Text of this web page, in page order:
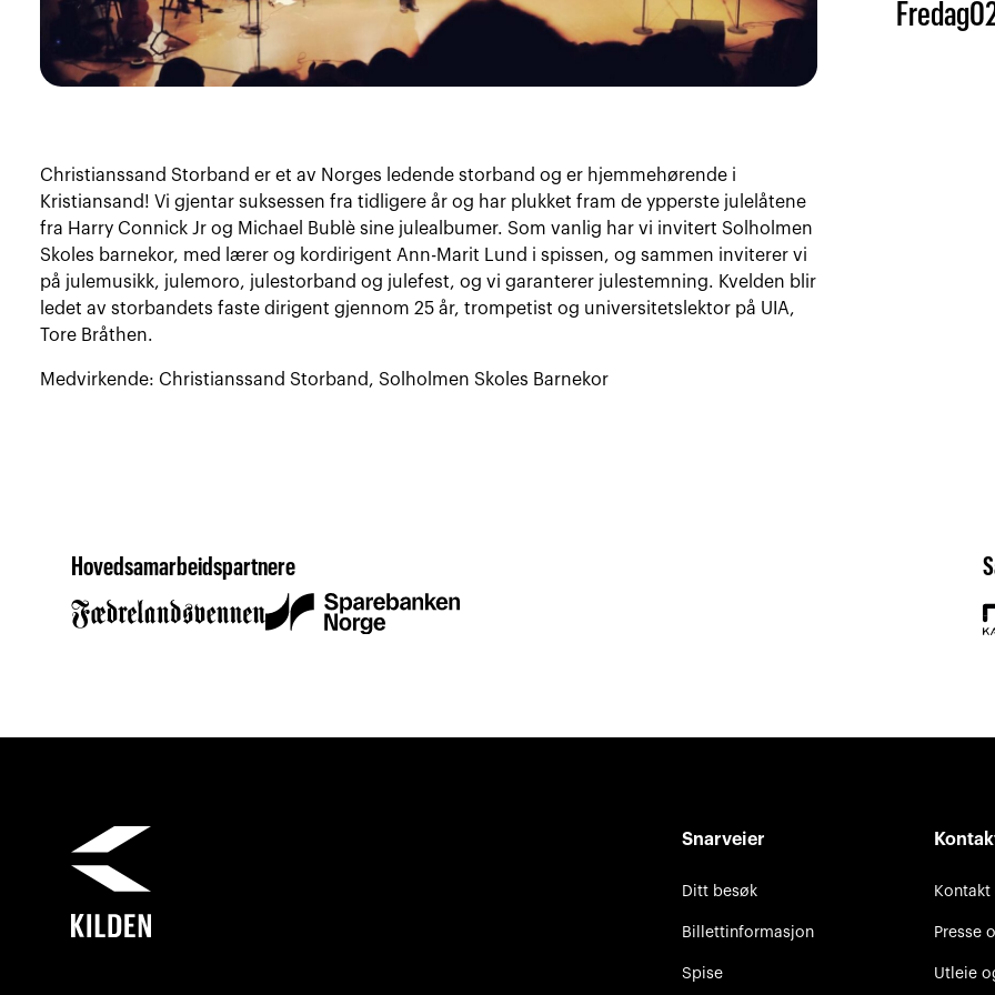
Fredag
Christianssand Storband er et av Norges ledende storband og er hjemmehørende i
Kristiansand! Vi gjentar suksessen fra tidligere år og har plukket fram de ypperste julelåtene
fra Harry Connick Jr og Michael Bublè sine julealbumer. Som vanlig har vi invitert Solholmen
Skoles barnekor, med lærer og kordirigent Ann-Marit Lund i spissen, og sammen inviterer vi
på julemusikk, julemoro, julestorband og julefest, og vi garanterer julestemning. Kvelden blir
ledet av storbandets faste dirigent gjennom 25 år, trompetist og universitetslektor på UIA,
Tore Bråthen.
Medvirkende: Christianssand Storband, Solholmen Skoles Barnekor
Hovedsamarbeidspartnere
Snarveier
Ditt besøk
Billettinformasjon
Spise
Kontakt
Presse
Utleie